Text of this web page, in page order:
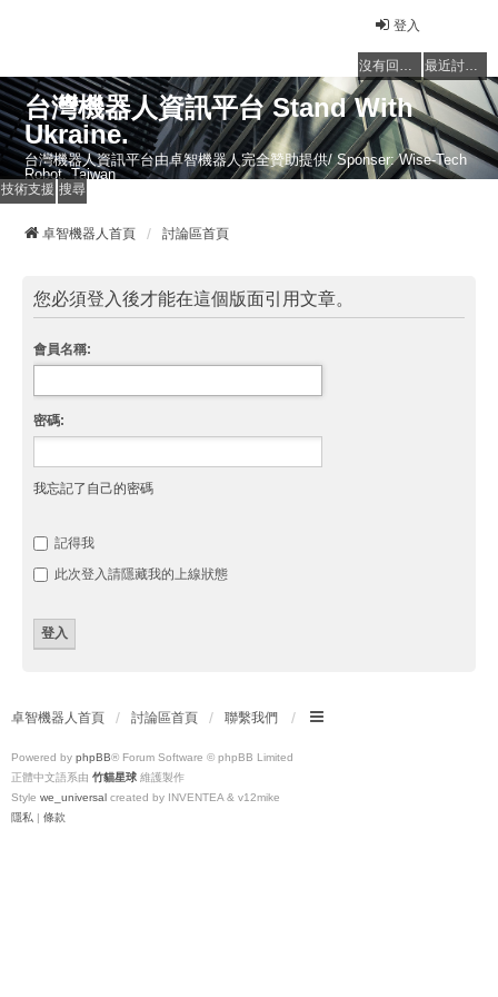
登入
沒有回覆的主題 最近討論的主題
台灣機器人資訊平台 Stand With
Ukraine.
台灣機器人資訊平台由卓智機器人完全贊助提供/ Sponser: Wise-Tech
Robot, Taiwan
技術支援 搜尋
卓智機器人首頁 討論區首頁
您必須登入後才能在這個版面引用文章。
會員名稱:
密碼:
我忘記了自己的密碼
記得我
此次登入請隱藏我的上線狀態
卓智機器人首頁 討論區首頁 聯繫我們
Powered by phpBB® Forum Software © phpBB Limited
正體中文語系由 竹貓星球 維護製作
Style we_universal created by INVENTEA & v12mike
隱私 | 條款